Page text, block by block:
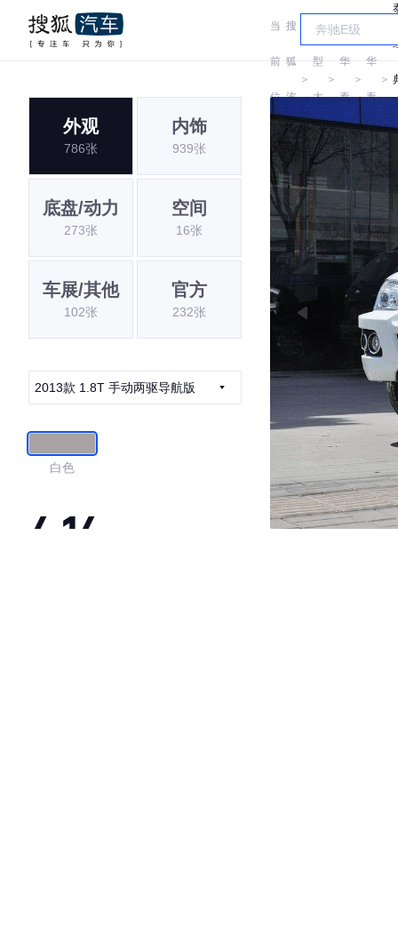
当
前
位
置:
搜
狐
汽
车
＞
车
型
大
全
＞
华
泰
＞
华
泰
＞
外观
786张
内饰
939张
底盘/动力
273张
空间
16张
车展/其他
102张
官方
232张
2013款 1.8T 手动两驱导航版
白色
4.14